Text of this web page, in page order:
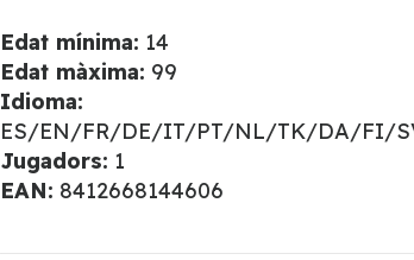
Edat mínima: 14
Edat màxima: 99
Idioma:
ES/EN/FR/DE/IT/PT/NL/TK/DA/FI/
Jugadors: 1
EAN: 8412668144606